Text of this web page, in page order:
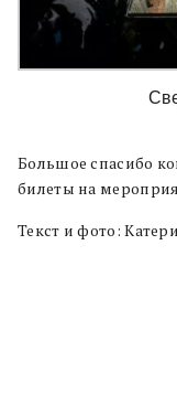
Большое спасибо
билеты на
Текст и фото: